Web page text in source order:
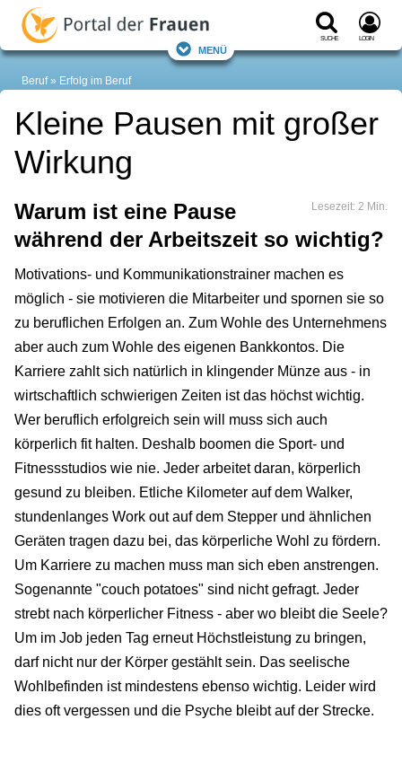
Suche Login
Menü
Beruf Erfolg im Beruf
Kleine Pausen mit großer
Wirkung
Lesezeit: 2 Min.
Warum ist eine Pause
während der Arbeitszeit so wichtig?
Motivations- und Kommunikationstrainer machen es
möglich - sie motivieren die Mitarbeiter und spornen sie so
zu beruflichen Erfolgen an. Zum Wohle des Unternehmens
aber auch zum Wohle des eigenen Bankkontos. Die
Karriere zahlt sich natürlich in klingender Münze aus - in
wirtschaftlich schwierigen Zeiten ist das höchst wichtig.
Wer beruflich erfolgreich sein will muss sich auch
körperlich fit halten. Deshalb boomen die Sport- und
Fitnessstudios wie nie. Jeder arbeitet daran, körperlich
gesund zu bleiben. Etliche Kilometer auf dem Walker,
stundenlanges Work out auf dem Stepper und ähnlichen
Geräten tragen dazu bei, das körperliche Wohl zu fördern.
Um Karriere zu machen muss man sich eben anstrengen.
Sogenannte "couch potatoes" sind nicht gefragt. Jeder
strebt nach körperlicher Fitness - aber wo bleibt die Seele?
Um im Job jeden Tag erneut Höchstleistung zu bringen,
darf nicht nur der Körper gestählt sein. Das seelische
Wohlbefinden ist mindestens ebenso wichtig. Leider wird
dies oft vergessen und die Psyche bleibt auf der Strecke.